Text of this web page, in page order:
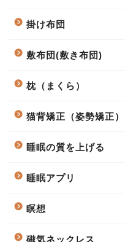
掛け布団
敷布団(敷き布団)
枕（まくら）
猫背矯正（姿勢矯正）
睡眠の質を上げる
睡眠アプリ
瞑想
磁気ネックレス